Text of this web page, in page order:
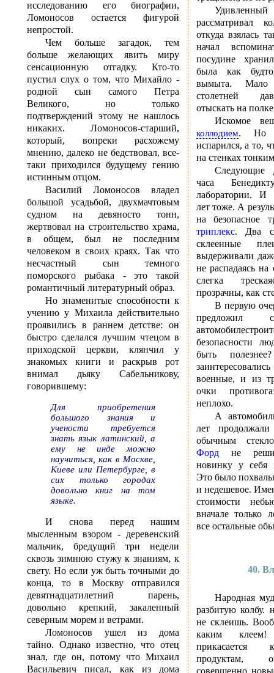
исследованию его биографии,
Ломоносов остается фигурой
непростой.
Чем больше загадок, тем
больше желающих явить миру
сенсационную отгадку. Кто-то
пустил слух о том, что Михайло -
родной сын самого Петра
Великого, но только
подтверждений этому не нашлось
никаких. Ломоносов-старший,
который, вопреки расхожему
мнению, далеко не бедствовал, все-
таки приходился будущему гению
истинным отцом.
Василий Ломоносов владел
большой усадьбой, двухмачтовым
судном на девяносто тонн,
жертвовал на строительство храма,
в общем, был не последним
человеком в своих краях. Так что
несчастный сын темного
поморского рыбака - это такой
романтичный литературный образ.
Но знаменитые способности к
учению у Михаила действительно
проявились в раннем детстве: он
быстро сделался лучшим чтецом в
приходской церкви, клянчил у
знакомых книги и раскрыв рот
внимал дьяку Сабельникову,
говорившему:
Для приобретения
большого знания и
учености требуется
знать язык латинский, а
ему не инде можно
научиться, как в Москве,
Киеве или Петербурге, в
сих только городах
довольно книг на том
языке.
И снова перед нашим
мысленным взором - деревенский
мальчик, бредущий три недели
сквозь зимнюю стужу к знаниям, к
свету. Но если уж быть точными до
конца, то в Москву отправился
девятнадцатилетний парень,
довольно крепкий, закаленный
северным морем и ветрами.
Ломоносов ушел из дома
тайно. Однако известно, что отец
знал, где он, потому что Михаил
Васильевич писал, как из дома
рассматривал
откуда взялась
начал
посудине
была как
вымыта. Мало
столетней
отыскать на
Искомое
коллодием. Но
испарился, а то,
на стенках
Следующие
часа
лаборатории. И
лет тоже. А
на безопасное
триплекс. Два
склеенные
выдерживали
не распадаясь на
слегка
прозрачны, как
В первую
предложил
безопасности
быть
военные, и из
очки
неплохо.
А
лет продолжали
обычным
Фордне
новинку у себя
Это было
и недешевое.
стоимости
вначале только
все остальные
40.
Народная
разбитую колбу.
не склеишь.
каким
продуктам,
совершенно